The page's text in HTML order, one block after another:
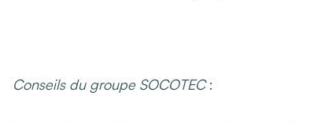
Conseils du groupe SOCOTEC: